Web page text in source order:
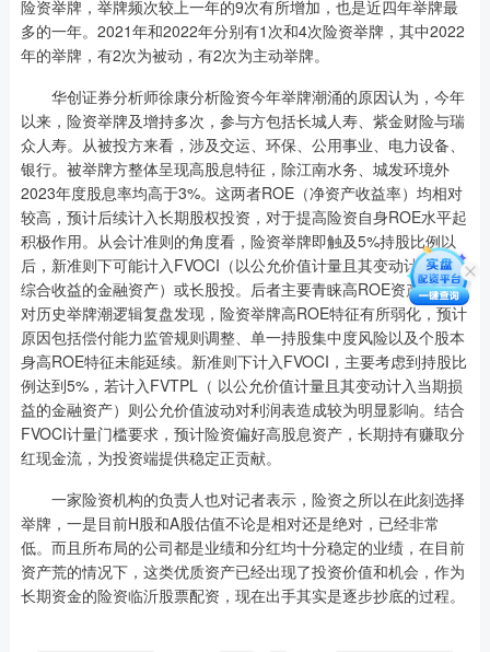
险资举牌，举牌频次较上一年的9次有所增加，也是近四年举牌最
多的一年。2021年和2022年分别有1次和4次险资举牌，其中2022
年的举牌，有2次为被动，有2次为主动举牌。
华创证券分析师徐康分析险资今年举牌潮涌的原因认为，今年
以来，险资举牌及增持多次，参与方包括长城人寿、紫金财险与瑞
众人寿。从被投方来看，涉及交运、环保、公用事业、电力设备、
银行。被举牌方整体呈现高股息特征，除江南水务、城发环境外
2023年度股息率均高于3%。这两者ROE（净资产收益率）均相对
较高，预计后续计入长期股权投资，对于提高险资自身ROE水平起
积极作用。从会计准则的角度看，险资举牌即触及5%持股比例以
后，新准则下可能计入FVOCI（以公允价值计量且其变动计入其他
综合收益的金融资产）或长股投。后者主要青睐高ROE资产。通过
对历史举牌潮逻辑复盘发现，险资举牌高ROE特征有所弱化，预计
原因包括偿付能力监管规则调整、单一持股集中度风险以及个股本
身高ROE特征未能延续。新准则下计入FVOCI，主要考虑到持股比
例达到5%，若计入FVTPL（ 以公允价值计量且其变动计入当期损
益的金融资产）则公允价值波动对利润表造成较为明显影响。结合
FVOCI计量门槛要求，预计险资偏好高股息资产，长期持有赚取分
红现金流，为投资端提供稳定正贡献。
一家险资机构的负责人也对记者表示，险资之所以在此刻选择
举牌，一是目前H股和A股估值不论是相对还是绝对，已经非常
低。而且所布局的公司都是业绩和分红均十分稳定的业绩，在目前
资产荒的情况下，这类优质资产已经出现了投资价值和机会，作为
长期资金的险资临沂股票配资，现在出手其实是逐步抄底的过程。